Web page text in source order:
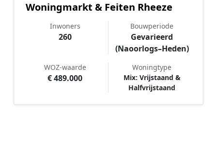
Woningmarkt & Feiten Rheeze
Inwoners
260
Bouwperiode
Gevarieerd
(Naoorlogs–Heden)
WOZ-waarde
€ 489.000
Woningtype
Mix: Vrijstaand &
Halfvrijstaand